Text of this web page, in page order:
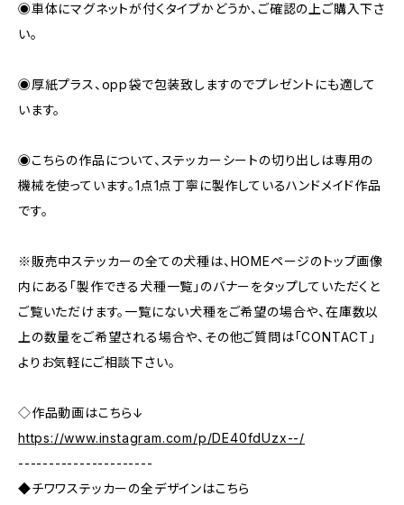
◉車体にマグネットが付くタイプかどうか、ご確認の上ご購入下さ
い。
◉厚紙プラス、opp袋で包装致しますのでプレゼントにも適して
います。
◉こちらの作品について、ステッカーシートの切り出しは専用の
機械を使っています。1点1点丁寧に製作しているハンドメイド作品
です。
※販売中ステッカーの全ての犬種は、HOMEページのトップ画像
内にある「製作できる犬種一覧」のバナーをタップしていただくと
ご覧いただけます。一覧にない犬種をご希望の場合や、在庫数以
上の数量をご希望される場合や、その他ご質問は「CONTACT」
よりお気軽にご相談下さい。
◇作品動画はこちら↓
https://www.instagram.com/p/DE40fdUzx--/
----------------------
◆チワワステッカーの全デザインはこちら